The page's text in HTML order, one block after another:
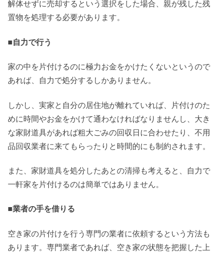
解体せずに売却するという選択をした場合、親が残した残
置物を処理する必要があります。
■自力で行う
家の中を片付けるのに極力お金をかけたくないというので
あれば、自力で処分するしかありません。
しかし、実家と自分の居住地が離れていれば、片付けのた
めに時間やお金をかけて通わなければなりませんし、大き
な家財道具があれば粗大ごみの回収日に合わせたり、不用
品回収業者に来てもらったりと時間的にも制約されます。
また、家財道具を処分したあとの清掃も考えると、自力で
一軒家を片付けるのは簡単ではありません。
■業者の手を借りる
空き家の片付けを行う専門の業者に依頼するという方法も
あります。専門業者であれば、空き家の状態を把握した上